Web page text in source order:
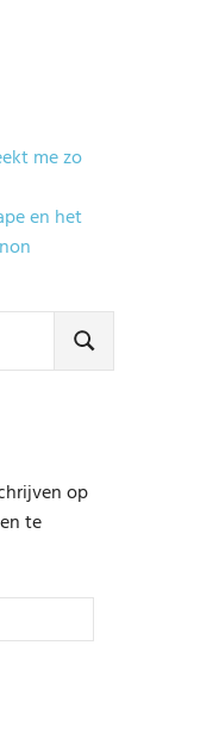
me zo
en het
SEARCH
op
te